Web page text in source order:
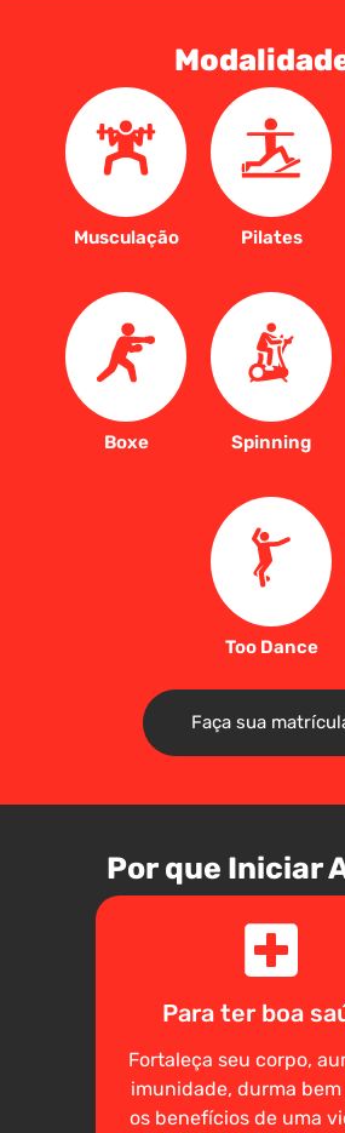
Musculação Pilates
Boxe Spinning
Too Dance
Faça sua
Por que Iniciar
Para ter boa
Fortaleça seu corpo,
imunidade, durma bem
os benefícios de uma